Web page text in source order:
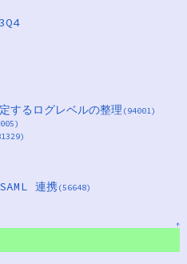
ログレベルの整理 (94001)
連携(56648)
↑